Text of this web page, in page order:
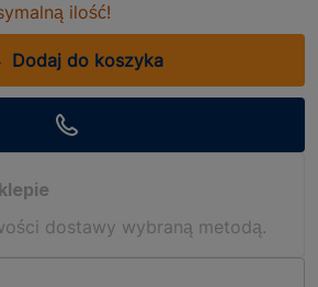
ilość!
Dodaj do koszyka
dostawy wybraną metodą.